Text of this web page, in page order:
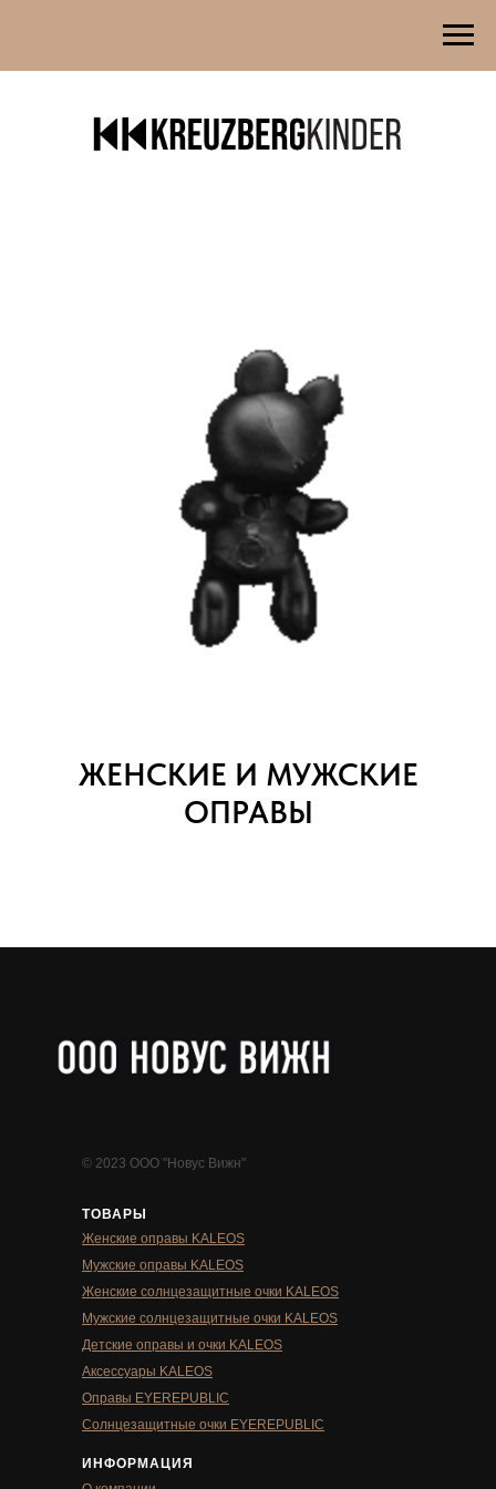
ЖЕНСКИЕ И МУЖСКИЕ
ОПРАВЫ
ТОВАРЫ
Женские оправы KALEOS
Мужские оправы KALEOS
Женские солнцезащитные очки KALEOS
Мужские солнцезащитные очки KALEOS
Детские оправы и очки KALEOS
Аксессуары KALEOS
Оправы EYEREPUBLIC
Солнцезащитные очки EYEREPUBLIC
ИНФОРМАЦИЯ
© 2023 ООО "Новус Вижн"